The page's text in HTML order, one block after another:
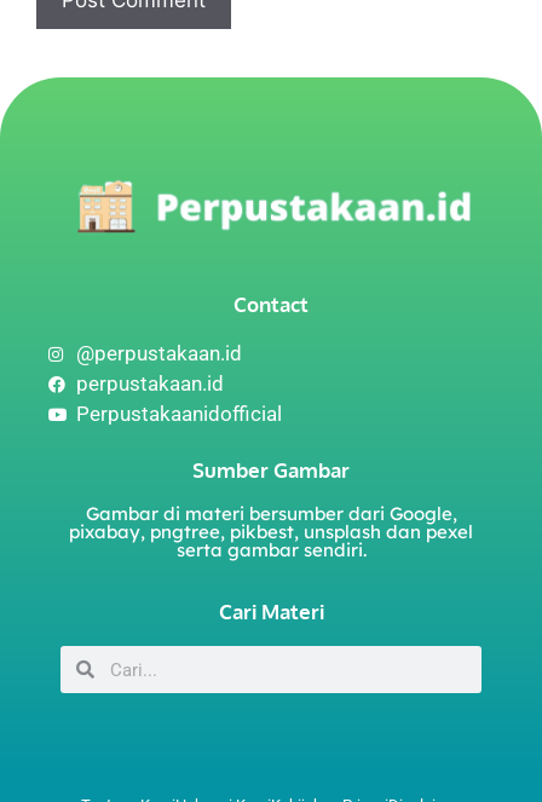
Contact
@perpustakaan.id
perpustakaan.id
Perpustakaanidofficial
Sumber Gambar
Gambar di materi bersumber dari Google,
pixabay, pngtree, pikbest, unsplash dan pexel
serta gambar sendiri.
Cari Materi